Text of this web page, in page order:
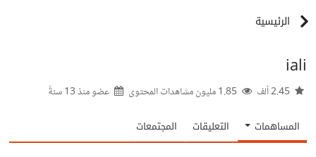
الرئيسية
iali
عضو منذ13 سنةً
المساهمات التعليقات المجتمعات